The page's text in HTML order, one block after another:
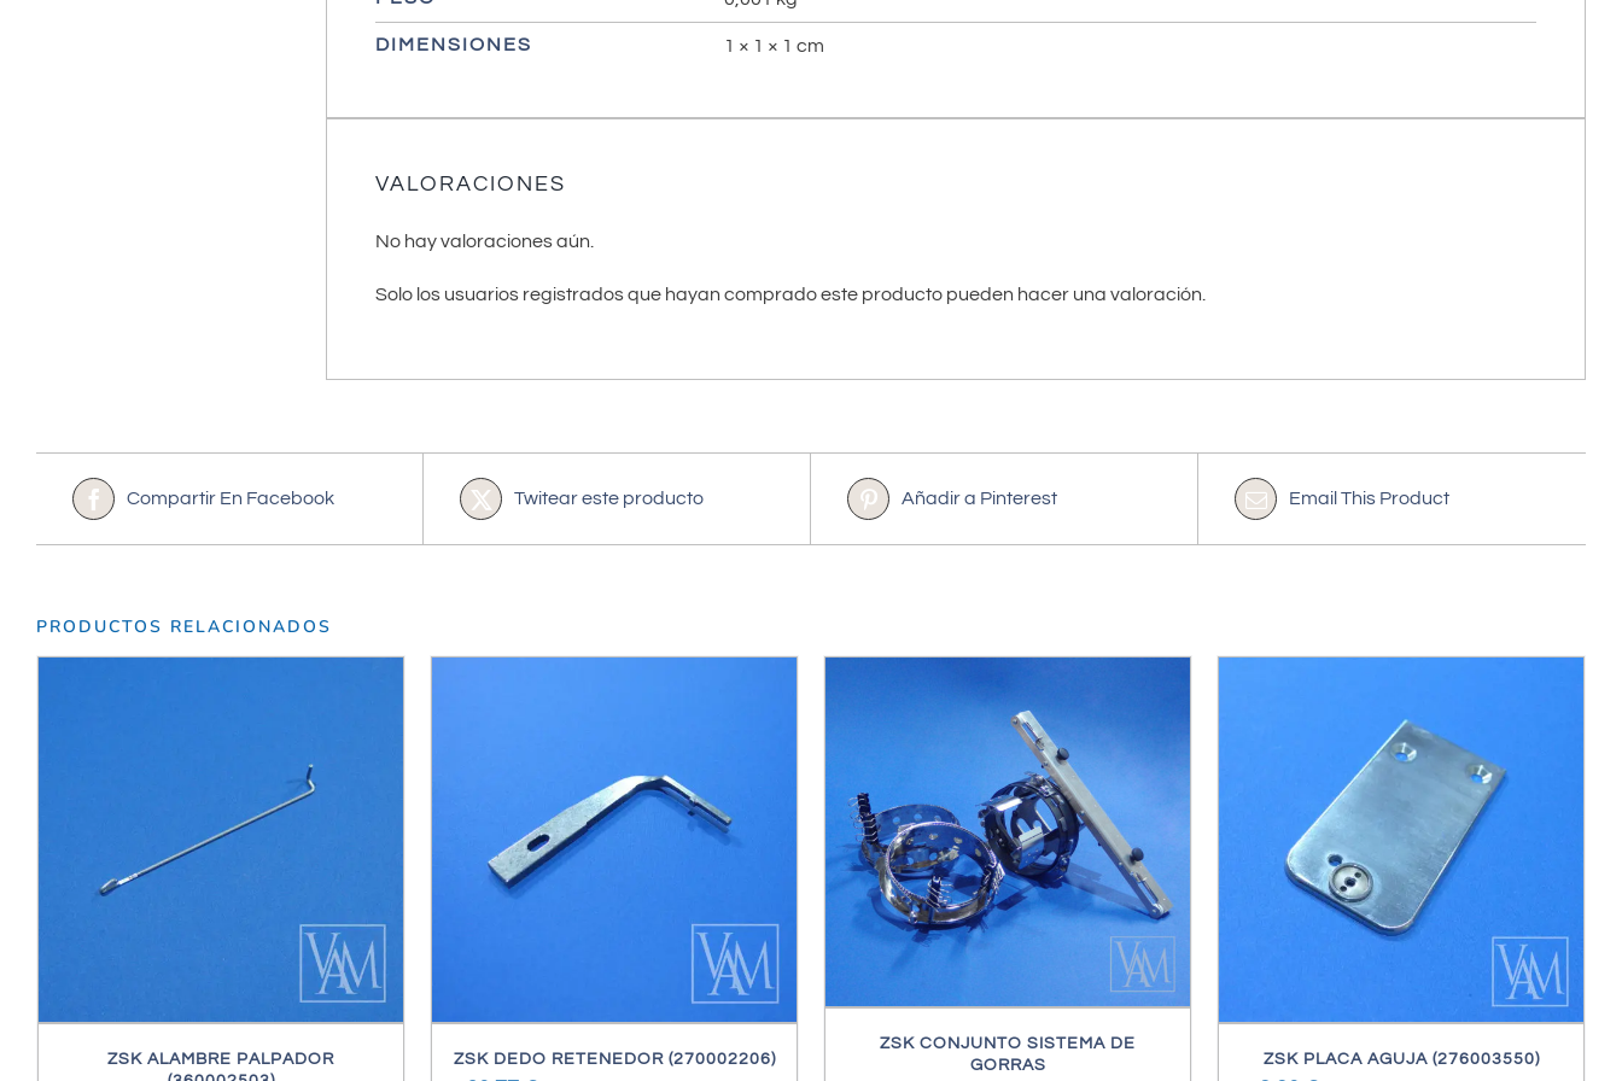
DIMENSIONES 1 × 1 × 1 cm
VALORACIONES
No hay valoraciones aún.
Solo los usuarios registrados que hayan comprado este producto pueden hacer una valoración.
Compartir En Facebook Twitear este producto Añadir a Pinterest Email This Product
PRODUCTOS RELACIONADOS
ZSK ALAMBRE PALPADOR
/
ZSK DEDO RETENEDOR (270002206)
/
ZSK CONJUNTO SISTEMA DE
GORRAS
/ DETALLES
ZSK PLACA AGUJA (276003550)